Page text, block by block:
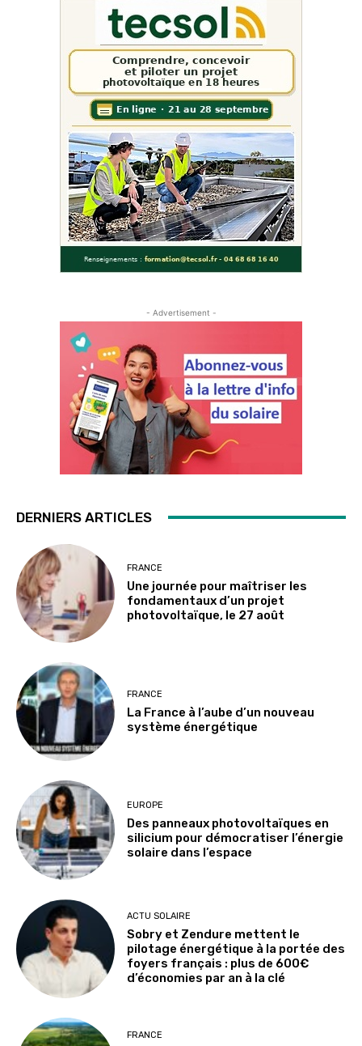
- Advertisement -
DERNIERS ARTICLES
FRANCE
Une journée pour maîtriser les
fondamentaux d’un projet
photovoltaïque, le 27 août
FRANCE
La France à l’aube d’un nouveau
système énergétique
EUROPE
Des panneaux photovoltaïques en
silicium pour démocratiser l’énergie
solaire dans l’espace
ACTU SOLAIRE
Sobry et Zendure mettent le
pilotage énergétique à la portée des
foyers français : plus de 600€
d’économies par an à la clé
FRANCE